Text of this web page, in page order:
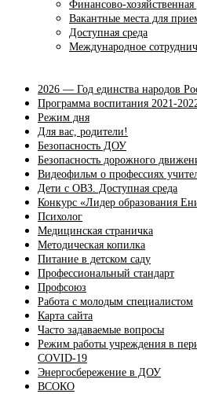
Финансово-хозяйственная
Вакантные места для
Доступная среда
Международное
2026 — Год единства народов
Программа воспитания 2021-
Режим дня
Для вас, родители!
Безопасность ДОУ
Безопасность дорожного
Видеофильм о профессиях
Дети с ОВЗ. Доступная среда
Конкурс «Лидер образования
Психолог
Медицинская страничка
Методическая копилка
Питание в детском саду
Профессиональный стандарт
Профсоюз
Работа с молодым специалистом
Карта сайта
Часто задаваемые вопросы
Режим работы учреждения в
COVID-19
Энергосбережение в ДОУ
ВСОКО